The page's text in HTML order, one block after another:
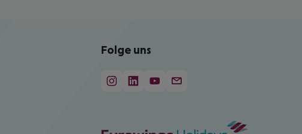
Folge uns